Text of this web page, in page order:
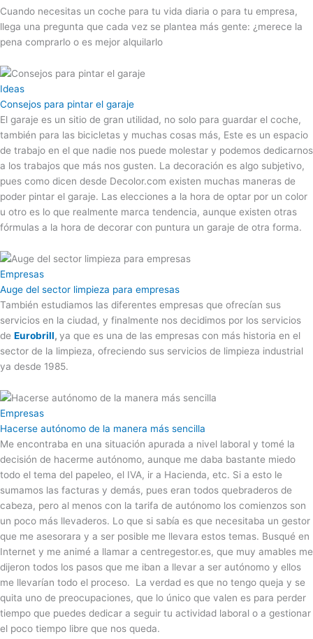
Cuando necesitas un coche para tu vida diaria o para tu empresa,
llega una pregunta que cada vez se plantea más gente: ¿merece la
pena comprarlo o es mejor alquilarlo
Ideas
Consejos para pintar el garaje
El garaje es un sitio de gran utilidad, no solo para guardar el coche,
también para las bicicletas y muchas cosas más, Este es un espacio
de trabajo en el que nadie nos puede molestar y podemos dedicarnos
a los trabajos que más nos gusten. La decoración es algo subjetivo,
pues como dicen desde Decolor.com existen muchas maneras de
poder pintar el garaje. Las elecciones a la hora de optar por un color
u otro es lo que realmente marca tendencia, aunque existen otras
fórmulas a la hora de decorar con puntura un garaje de otra forma.
Empresas
Auge del sector limpieza para empresas
También estudiamos las diferentes empresas que ofrecían sus
servicios en la ciudad, y finalmente nos decidimos por los servicios
de Eurobrill, ya que es una de las empresas con más historia en el
sector de la limpieza, ofreciendo sus servicios de limpieza industrial
ya desde 1985.
Empresas
Hacerse autónomo de la manera más sencilla
Me encontraba en una situación apurada a nivel laboral y tomé la
decisión de hacerme autónomo, aunque me daba bastante miedo
todo el tema del papeleo, el IVA, ir a Hacienda, etc. Si a esto le
sumamos las facturas y demás, pues eran todos quebraderos de
cabeza, pero al menos con la tarifa de autónomo los comienzos son
un poco más llevaderos. Lo que si sabía es que necesitaba un gestor
que me asesorara y a ser posible me llevara estos temas. Busqué en
Internet y me animé a llamar a centregestor.es, que muy amables me
dijeron todos los pasos que me iban a llevar a ser autónomo y ellos
me llevarían todo el proceso. La verdad es que no tengo queja y se
quita uno de preocupaciones, que lo único que valen es para perder
tiempo que puedes dedicar a seguir tu actividad laboral o a gestionar
el poco tiempo libre que nos queda.